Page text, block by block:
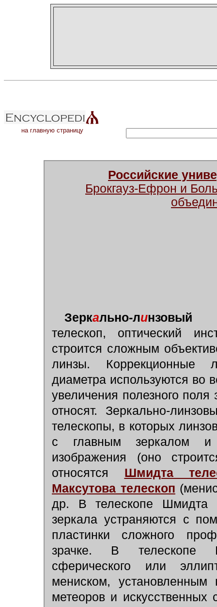
на главную страницу
Российские
Брокгауз-Ефрон и
Зеркально-линзовый
телескоп, оптический
строится сложным
линзы. Коррекционные
диаметра используются во
увеличения полезного
относят. Зеркально-
телескопы, в которых
с главным зеркалом и
изображения (оно
относятся Шмидта
Максутова телескоп
др. В телескопе Шмидта
зеркала устраняются с
пластинки сложного
зрачке. В телескопе
сферического или
мениском,
метеоров и